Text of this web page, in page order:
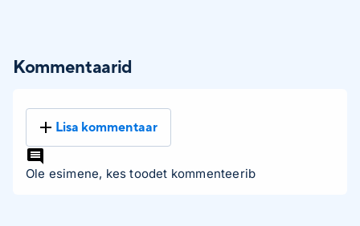
Kommentaarid
Lisa kommentaar
Ole esimene, kes toodet kommenteerib